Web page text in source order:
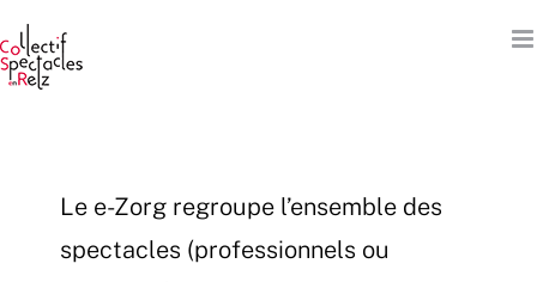
au
contenu
Le e-Zorg regroupe l’ensemble des
spectacles (professionnels ou